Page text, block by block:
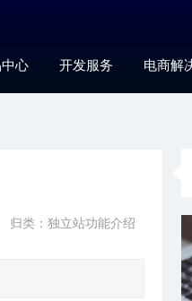
心 开发服务 电商解
归类： 独立站功能介绍